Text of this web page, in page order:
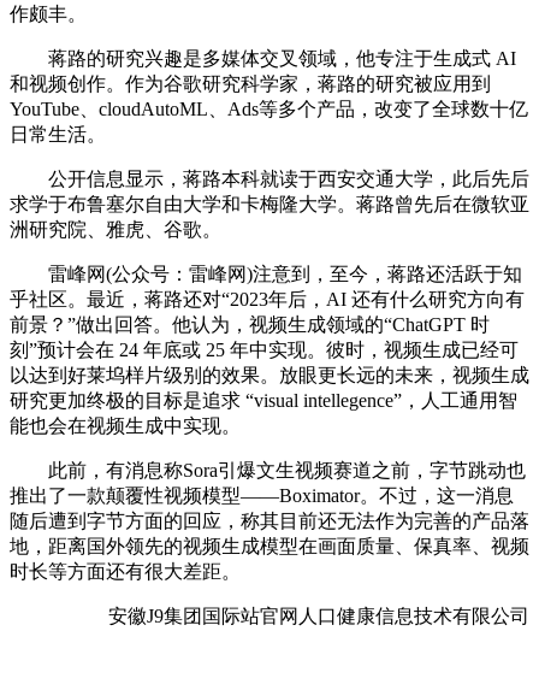
作颇丰。
蒋路的研究兴趣是多媒体交叉领域，他专注于生成式 AI
和视频创作。作为谷歌研究科学家，蒋路的研究被应用到
YouTube、cloudAutoML、Ads等多个产品，改变了全球数十亿
日常生活。
公开信息显示，蒋路本科就读于西安交通大学，此后先后
求学于布鲁塞尔自由大学和卡梅隆大学。蒋路曾先后在微软亚
洲研究院、雅虎、谷歌。
雷峰网(公众号：雷峰网)注意到，至今，蒋路还活跃于知
乎社区。最近，蒋路还对“2023年后，AI 还有什么研究方向有
前景？”做出回答。他认为，视频生成领域的“ChatGPT 时
刻”预计会在 24 年底或 25 年中实现。彼时，视频生成已经可
以达到好莱坞样片级别的效果。放眼更长远的未来，视频生成
研究更加终极的目标是追求 “visual intellegence”，人工通用智
能也会在视频生成中实现。
此前，有消息称Sora引爆文生视频赛道之前，字节跳动也
推出了一款颠覆性视频模型——Boximator。不过，这一消息
随后遭到字节方面的回应，称其目前还无法作为完善的产品落
地，距离国外领先的视频生成模型在画面质量、保真率、视频
时长等方面还有很大差距。
安徽J9集团国际站官网人口健康信息技术有限公司